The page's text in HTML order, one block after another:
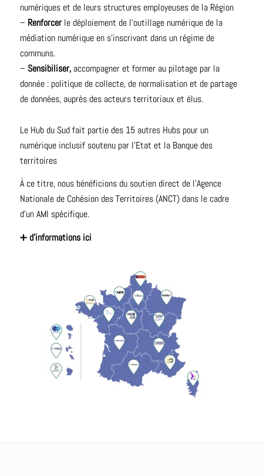
numériques et de leurs structures employeuses de la Région
– Renforcer le déploiement de l’outillage numérique de la
médiation numérique en s’inscrivant dans un régime de
communs.
– Sensibiliser, accompagner et former au pilotage par la
donnée : politique de collecte, de normalisation et de partage
de données, auprès des acteurs territoriaux et élus.
Le Hub du Sud fait partie des 15 autres Hubs pour un
numérique inclusif soutenu par l’Etat et la Banque des
territoires
À ce titre, nous bénéficions du soutien direct de l’Agence
Nationale de Cohésion des Territoires (ANCT) dans le cadre
d’un AMI spécifique.
➕ d’informations ici